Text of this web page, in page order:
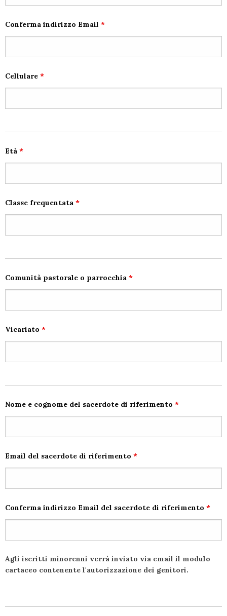
Conferma indirizzo Email *
Cellulare *
Età *
Classe frequentata *
Comunità pastorale o parrocchia *
Vicariato *
Nome e cognome del sacerdote di riferimento *
Email del sacerdote di riferimento *
Conferma indirizzo Email del sacerdote di riferimento *
Agli iscritti minorenni verrà inviato via email il modulo
cartaceo contenente l'autorizzazione dei genitori.